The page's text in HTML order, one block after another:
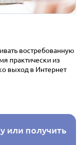
востребованную
практически из
выход в Интернет
или получить